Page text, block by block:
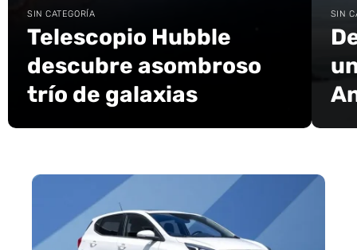
SIN CATEGORÍA
Telescopio Hubble
descubre asombroso
trío de galaxias
SIN